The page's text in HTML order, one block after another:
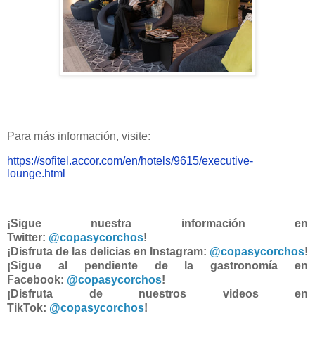
Para más información, visite:
https://sofitel.accor.com/en/hotels/9615/executive-
lounge.html
¡Sigue nuestra información en
Twitter: @copasycorchos!
¡Disfruta de las delicias en Instagram: @copasycorchos!
¡Sigue al pendiente de la gastronomía en
Facebook: @copasycorchos!
¡Disfruta de nuestros videos en
TikTok: @copasycorchos!